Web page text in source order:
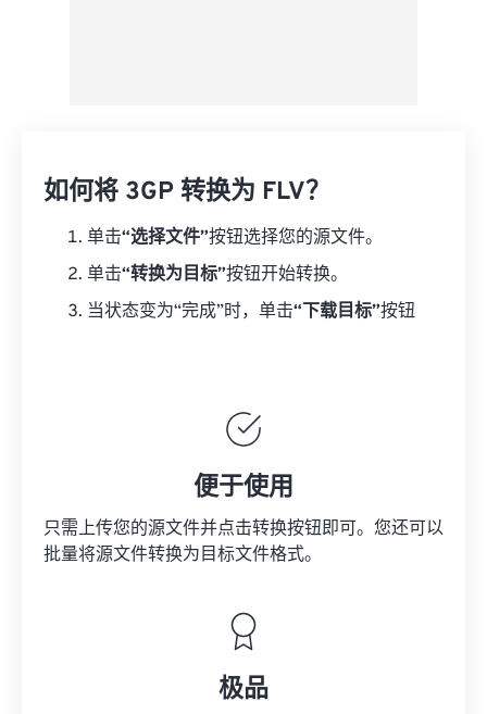
如何将 3GP 转换为 FLV？
单击“选择文件”按钮选择您的源文件。
单击“转换为目标”按钮开始转换。
当状态变为“完成”时，单击“下载目标”按钮
便于使用
只需上传您的源文件并点击转换按钮即可。您还可以
批量将源文件转换为目标文件格式。
极品